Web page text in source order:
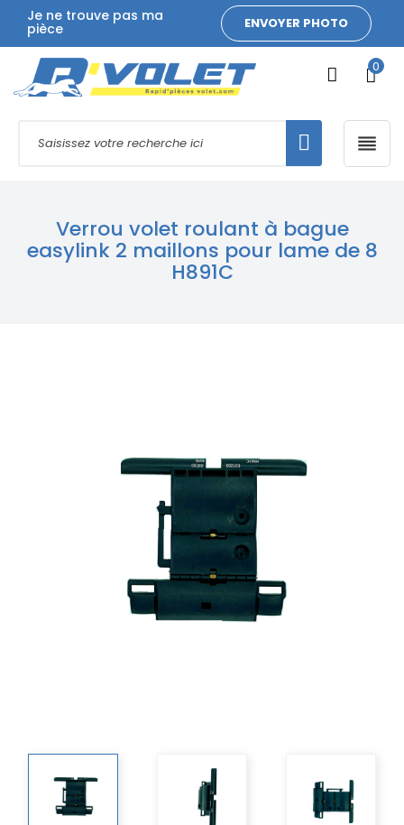
Je ne trouve pas ma
pièce ENVOYER PHOTO
0

Verrou volet roulant à bague
easylink 2 maillons pour lame de 8
H891C